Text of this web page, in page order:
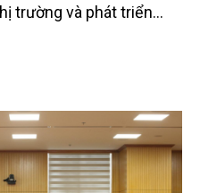
trường và phát triển
cơ sở sản xuất đã
tư công nghệ, xây